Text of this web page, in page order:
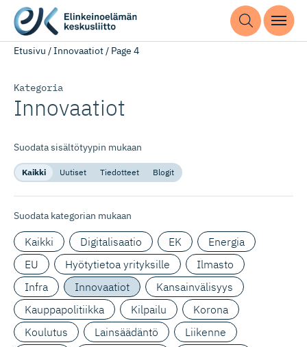
Etusivu /Innovaatiot/ Page 4
Kategoria
Innovaatiot
Suodata sisältötyypin mukaan
Kaikki Uutiset Tiedotteet Blogit
Suodata kategorian mukaan
Kaikki Digitalisaatio EK
Energia
EU
Hyötytietoa yrityksille
Ilmasto
Infra
Innovaatiot
Kansainvälisyys
Kauppapolitiikka
Kilpailu
Korona
Koulutus
Lainsäädäntö
Liikenne